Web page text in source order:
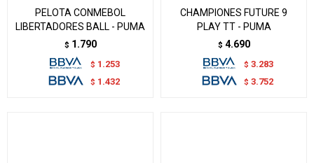
PELOTA CONMEBOL
LIBERTADORES BALL - PUMA
$ 1.790
$ 1.253
$ 1.432
CHAMPIONES FUTURE 9
PLAY TT - PUMA
$ 4.690
$ 3.283
$ 3.752